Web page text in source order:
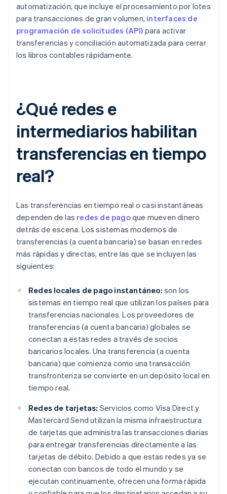
automatización, que incluye el procesamiento por lotes
para transacciones de gran volumen, interfaces de
programación de solicitudes (API) para activar
transferencias y conciliación automatizada para cerrar
los libros contables rápidamente.
¿Qué redes e
intermediarios habilitan
transferencias en tiempo
real?
Las transferencias en tiempo real o casi instantáneas
dependen de las redes de pagoque mueven dinero
detrás de escena. Los sistemas modernos de
transferencias (a cuenta bancaria) se basan en redes
más rápidas y directas, entre las que se incluyen las
siguientes:
Redes locales de pago instantáneo: son los
sistemas en tiempo real que utilizan los países para
transferencias nacionales. Los proveedores de
transferencias (a cuenta bancaria) globales se
conectan a estas redes a través de socios
bancarios locales. Una transferencia (a cuenta
bancaria) que comienza como una transacción
transfronteriza se convierte en un depósito local en
tiempo real.
Redes de tarjetas: Servicios como Visa Direct y
Mastercard Send utilizan la misma infraestructura
de tarjetas que administra las transacciones diarias
para entregar transferencias directamente a las
tarjetas de débito. Debido a que estas redes ya se
conectan con bancos de todo el mundo y se
ejecutan continuamente, ofrecen una forma rápida